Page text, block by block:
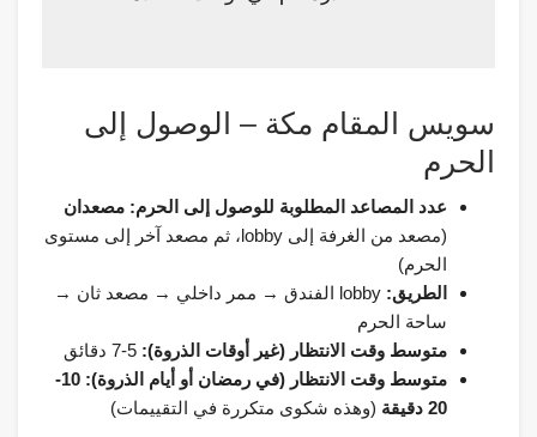
سويس المقام مكة – الوصول إلى
الحرم
عدد المصاعد المطلوبة للوصول إلى الحرم: مصعدان
(مصعد من الغرفة إلى lobby، ثم مصعد آخر إلى مستوى
الحرم)
الطريق:
lobby الفندق → ممر داخلي → مصعد ثان →
ساحة الحرم
متوسط وقت الانتظار (غير أوقات الذروة):
متوسط وقت الانتظار (في رمضان أو أيام الذروة):
10-
20 دقيقة
(وهذه شكوى متكررة في التقييمات)